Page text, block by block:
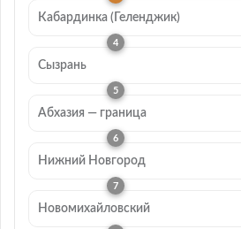
Кабардинка (Геленджик)
Сызрань
Абхазия — граница
Нижний Новгород
Новомихайловский